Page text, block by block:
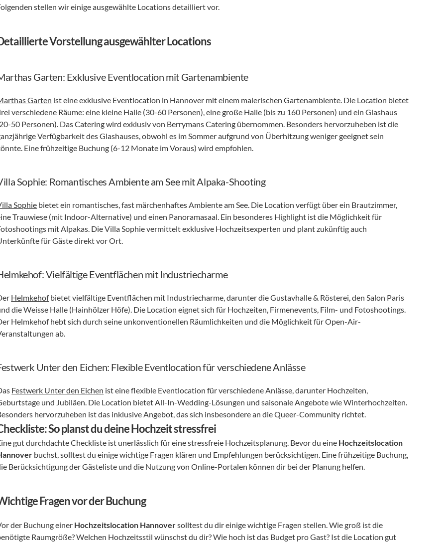
stellen wir einige ausgewählte Locations detailliert vor.
Vorstellung ausgewählter Locations
Garten: Exklusive Eventlocation mit Gartenambiente
Garten ist eine exklusive Eventlocation in Hannover mit einem malerischen Gartenambiente. Die Location bietet
verschiedene Räume: eine kleine Halle (30-60 Personen), eine große Halle (bis zu 160 Personen) und ein Glashaus
50 Personen). Das Catering wird exklusiv von Berrymans Catering übernommen. Besonders hervorzuheben ist die
Verfügbarkeit des Glashauses, obwohl es im Sommer aufgrund von Überhitzung weniger geeignet sein
Eine frühzeitige Buchung (6-12 Monate im Voraus) wird empfohlen.
Sophie: Romantisches Ambiente am See mit Alpaka-Shooting
Sophie bietet ein romantisches, fast märchenhaftes Ambiente am See. Die Location verfügt über ein Brautzimmer,
Trauwiese (mit Indoor-Alternative) und einen Panoramasaal. Ein besonderes Highlight ist die Möglichkeit für
mit Alpakas. Die Villa Sophie vermittelt exklusive Hochzeitsexperten und plant zukünftig auch
für Gäste direkt vor Ort.
Vielfältige Eventflächen mit Industriecharme
Helmkehof bietet vielfältige Eventflächen mit Industriecharme, darunter die Gustavhalle & Rösterei, den Salon Paris
die Weisse Halle (Hainhölzer Höfe). Die Location eignet sich für Hochzeiten, Firmenevents, Film- und Fotoshootings.
Helmkehof hebt sich durch seine unkonventionellen Räumlichkeiten und die Möglichkeit für Open-Air-
ab.
Unter den Eichen: Flexible Eventlocation für verschiedene Anlässe
Festwerk Unter den Eichen ist eine flexible Eventlocation für verschiedene Anlässe, darunter Hochzeiten,
und Jubiläen. Die Location bietet All-In-Wedding-Lösungen und saisonale Angebote wie Winterhochzeiten.
hervorzuheben ist das inklusive Angebot, das sich insbesondere an die Queer-Community richtet.
So planst du deine Hochzeit stressfrei
gut durchdachte Checkliste ist unerlässlich für eine stressfreie Hochzeitsplanung. Bevor du eine Hochzeitslocation
buchst, solltest du einige wichtige Fragen klären und Empfehlungen berücksichtigen. Eine frühzeitige Buchung,
Berücksichtigung der Gästeliste und die Nutzung von Online-Portalen können dir bei der Planung helfen.
Fragen vor der Buchung
der Buchung einer Hochzeitslocation Hannover solltest du dir einige wichtige Fragen stellen. Wie groß ist die
Raumgröße? Welchen Hochzeitsstil wünschst du dir? Wie hoch ist das Budget pro Gast? Ist die Location gut